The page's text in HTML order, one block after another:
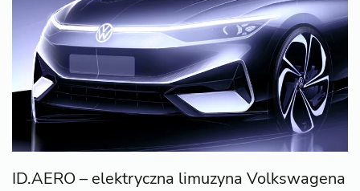
ID.AERO – elektryczna limuzyna Volkswagena